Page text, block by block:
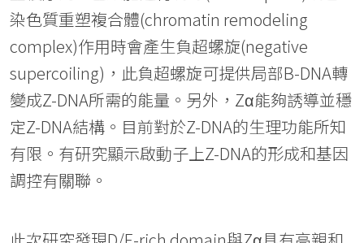
染色質重塑複合體(chromatin remodeling
complex)作用時會產生負超螺旋(negative
supercoiling)，此負超螺旋可提供局部B-DNA轉
變成Z-DNA所需的能量。另外，Zα能夠誘導並穩
定Z-DNA結構。目前對於Z-DNA的生理功能所知
有限。有研究顯示啟動子上Z-DNA的形成和基因
調控有關聯。